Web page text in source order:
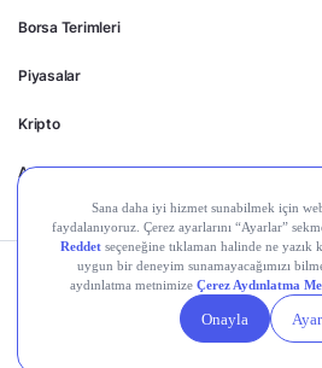
Borsa Terimleri
Piyasalar
Kripto
Ayrıcalıklar
Kişisel Verilerin
Gizlilik